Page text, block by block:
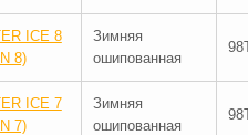
ICE 8
8)
Зимняя
ошипованная
ICE 7
7)
Зимняя
ошипованная